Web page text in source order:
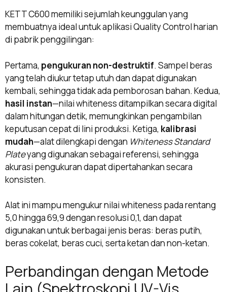
KETT C600 memiliki sejumlah keunggulan yang
membuatnya ideal untuk aplikasi Quality Control harian
di pabrik penggilingan:
Pertama, pengukuran non-destruktif. Sampel beras
yang telah diukur tetap utuh dan dapat digunakan
kembali, sehingga tidak ada pemborosan bahan. Kedua,
hasil instan—nilai whiteness ditampilkan secara digital
dalam hitungan detik, memungkinkan pengambilan
keputusan cepat di lini produksi. Ketiga, kalibrasi
mudah—alat dilengkapi dengan Whiteness Standard
Plateyang digunakan sebagai referensi, sehingga
akurasi pengukuran dapat dipertahankan secara
konsisten.
Alat ini mampu mengukur nilai whiteness pada rentang
5,0 hingga 69,9 dengan resolusi 0,1, dan dapat
digunakan untuk berbagai jenis beras: beras putih,
beras cokelat, beras cuci, serta ketan dan non-ketan.
Perbandingan dengan Metode